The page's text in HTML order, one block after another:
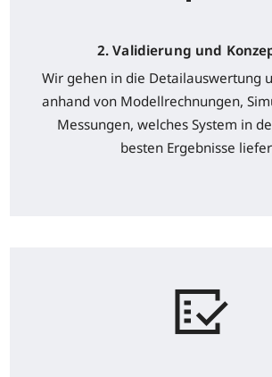
2. Validierung und
Wir gehen in die Detailauswertung
anhand von Modellrechnungen,
Messungen, welches System in
besten Ergebnisse